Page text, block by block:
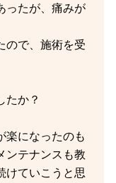
ったが、痛みが
ので、施術を受
たか？
楽になったのも
ンテナンスも教
けていこうと思